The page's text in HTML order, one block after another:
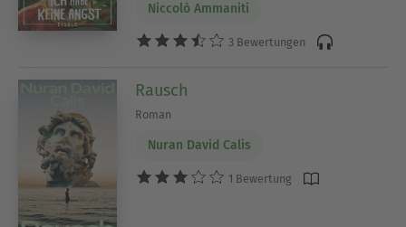
Niccolò Ammaniti
3 Bewertungen
Rausch
Roman
Nuran David Calis
1 Bewertung